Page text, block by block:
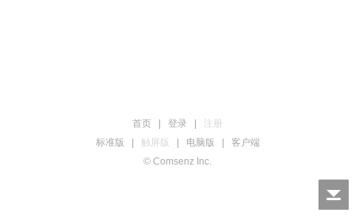
首页 登录
注册
标准版
触屏版 电脑版
客户端
© Comsenz Inc.